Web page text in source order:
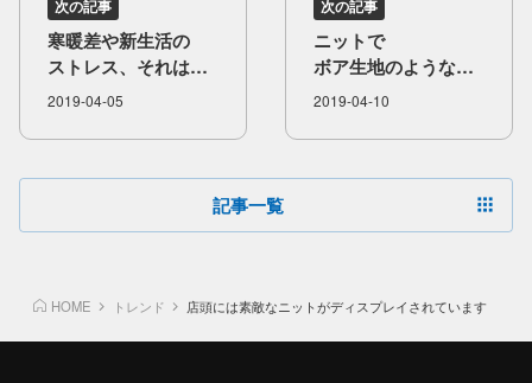
次の記事
寒暖差や​新生活の​
ストレス、​それは​
「春バテ」
2019-04-05
次の記事
ニットで​
ボア生地のような​
編地を​つくろう！
2019-04-10
記事一覧
HOME トレンド 店頭には素敵なニットがディスプレイされています